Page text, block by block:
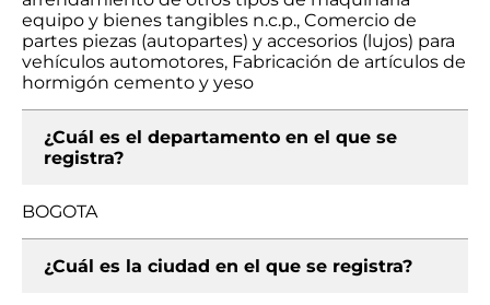
equipo y bienes tangibles n.c.p., Comercio de
partes piezas (autopartes) y accesorios (lujos) para
vehículos automotores, Fabricación de artículos de
hormigón cemento y yeso
¿Cuál es el departamento en el que se
registra?
BOGOTA
¿Cuál es la ciudad en el que se registra?